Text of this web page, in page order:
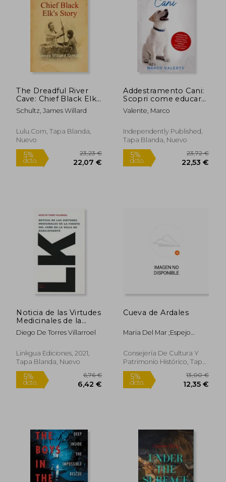
5%
dcto. 22,80 € dcto.
The Dreadful River
Cave: Chief Black Elk's
Story (en Inglés)
Schultz, James Willard
Lulu.com, Tapa Blanda,
Nuevo
Addestramento Cani:
Scopri come educare
il tuo cane e fargli
eseguire tanti
in poco tempo (en
Italiano)
Valente, Marco
Independently Published,
Tapa Blanda, Nuevo
Noticia de las Virtudes
Medicinales de la
Fuente del Caño de la
Villa de Babilafuente
Diego De Torres Villarroel
Linkgua Ediciones, 2021,
Tapa Blanda, Nuevo
Cueva de Ardales
Maria Del Mar ;Espejo
Consejería De Cultura Y
Patrimonio Histórico, Tapa
Blanda, Nuevo